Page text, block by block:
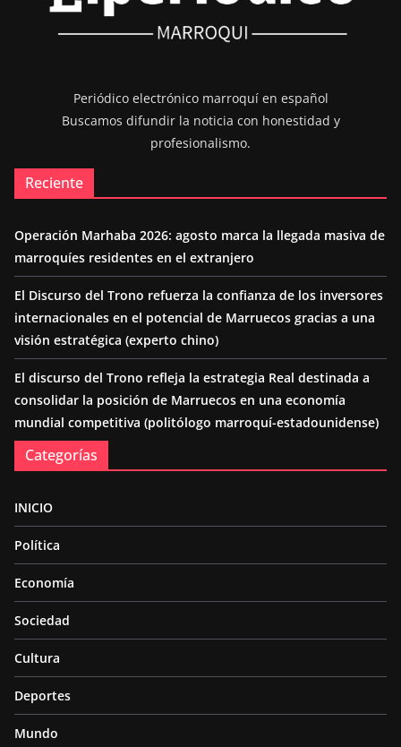
Periódico electrónico marroquí en español
Buscamos difundir la noticia con honestidad y
profesionalismo.
Reciente
Operación Marhaba 2026: agosto marca la llegada masiva de
marroquíes residentes en el extranjero
El Discurso del Trono refuerza la confianza de los inversores
internacionales en el potencial de Marruecos gracias a una
visión estratégica (experto chino)
El discurso del Trono refleja la estrategia Real destinada a
consolidar la posición de Marruecos en una economía
mundial competitiva (politólogo marroquí-estadounidense)
Categorías
INICIO
Política
Economía
Sociedad
Cultura
Deportes
Mundo